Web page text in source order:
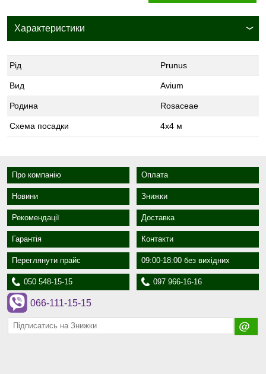
Характеристики
Рід Prunus
Вид Avium
Родина Rosaceae
Схема посадки 4x4 м
Про компанію Оплата
Новини Знижки
Рекомендації Доставка
Гарантія Контакти
Переглянути прайс 09:00-18:00 без вихідних
050 548-15-15 097 966-16-16
066-111-15-15